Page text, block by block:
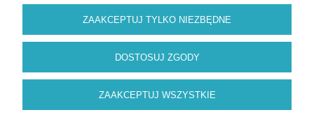
ZAAKCEPTUJ TYLKO NIEZBĘDNE
DOSTOSUJ ZGODY
ZAAKCEPTUJ WSZYSTKIE